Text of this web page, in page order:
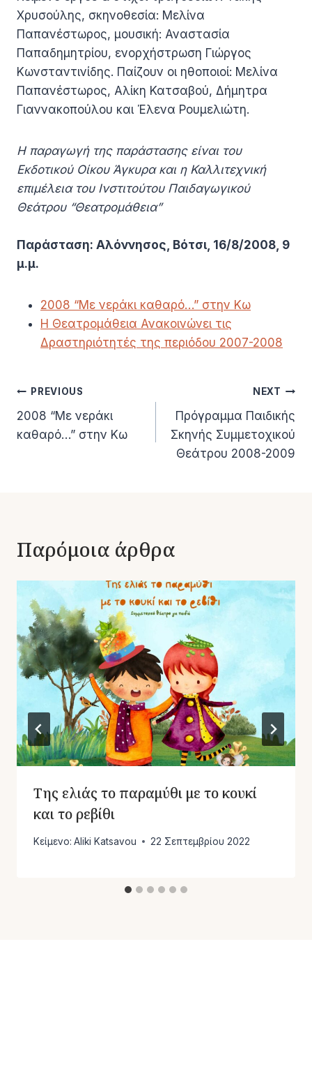
Χρυσούλης, σκηνοθεσία: Μελίνα
Παπανέστωρος, μουσική: Αναστασία
Παπαδημητρίου, ενορχήστρωση Γιώργος
Κωνσταντινίδης. Παίζουν οι ηθοποιοί: Μελίνα
Παπανέστωρος, Αλίκη Κατσαβού, Δήμητρα
Γιαννακοπούλου και Έλενα Ρουμελιώτη.
Η παραγωγή της παράστασης είναι του
Εκδοτικού Οίκου Άγκυρα και η Καλλιτεχνική
επιμέλεια του Ινστιτούτου Παιδαγωγικού
Θεάτρου “Θεατρομάθεια”
Παράσταση: Αλόννησος, Βότσι, 16/8/2008, 9
μ.μ.
2008 “Με νεράκι καθαρό…” στην Κω
Η Θεατρομάθεια Ανακοινώνει τις
Δραστηριότητές της περιόδου 2007-2008
Πλοήγηση
άρθρων
PREVIOUS
2008 “Με νεράκι
καθαρό…” στην Κω
NEXT
Πρόγραμμα Παιδικής
Σκηνής Συμμετοχικού
Θεάτρου 2008-2009
Παρόμοια άρθρα
Της ελιάς το παραμύθι με το κουκί
και το ρεβίθι
Κείμενο: Aliki Katsavou 22 Σεπτεμβρίου 2022